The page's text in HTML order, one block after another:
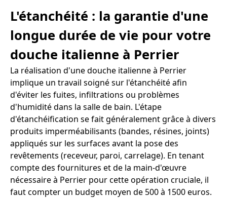
L'étanchéité : la garantie d'une
longue durée de vie pour votre
douche italienne à Perrier
La réalisation d'une douche italienne à Perrier
implique un travail soigné sur l'étanchéité afin
d'éviter les fuites, infiltrations ou problèmes
d'humidité dans la salle de bain. L'étape
d'étanchéification se fait généralement grâce à divers
produits imperméabilisants (bandes, résines, joints)
appliqués sur les surfaces avant la pose des
revêtements (receveur, paroi, carrelage). En tenant
compte des fournitures et de la main-d'œuvre
nécessaire à Perrier pour cette opération cruciale, il
faut compter un budget moyen de 500 à 1500 euros.